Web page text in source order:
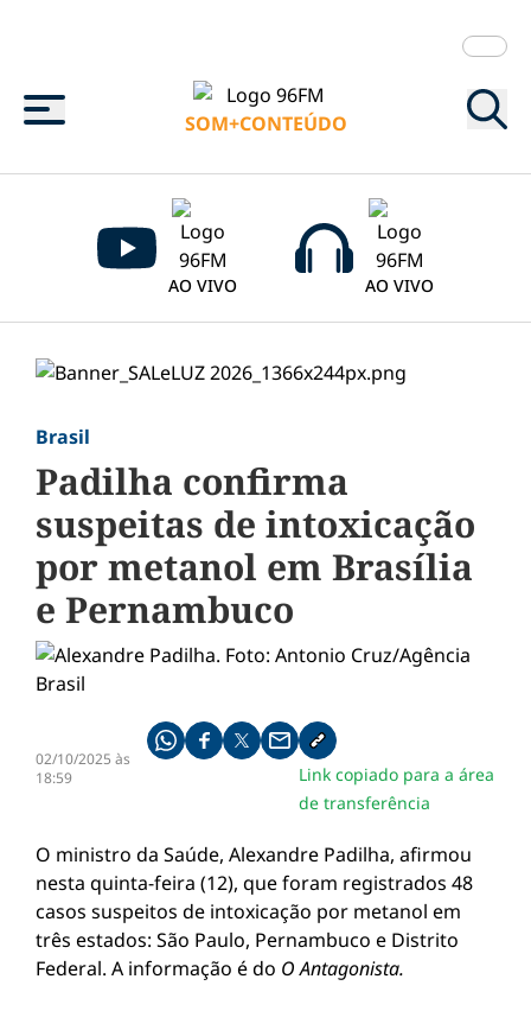
Menu
SOM+CONTEÚDO
AO VIVO AO VIVO
Brasil
Padilha confirma
suspeitas de intoxicação
por metanol em Brasília
e Pernambuco
02/10/2025 às
18:59
Compartilhe pelo whatsapp
Compartilhar no facebook
Compartilhar no twitter
Compartilhe pelo email
Copiar link da notícia
Link copiado para a área
de transferência
O ministro da Saúde, Alexandre Padilha, afirmou
nesta quinta-feira (12), que foram registrados 48
casos suspeitos de intoxicação por metanol em
três estados: São Paulo, Pernambuco e Distrito
Federal. A informação é do O Antagonista.